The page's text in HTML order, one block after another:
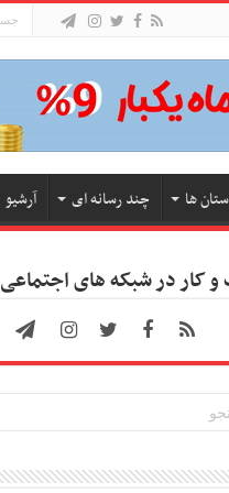
ها چند رسانه ای آرشیو
کار در شبکه های اجتماعی